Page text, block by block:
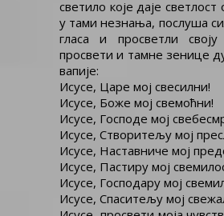
светило које даје
у тами незнања, послуша
гласа и просветли
просвети и тамне зенице
вапије:
Исусе, Царе мој свесилни!
Исусе, Боже мој свемоћни!
Исусе, Господе мој
Исусе, Створитељу мој
Исусе, Наставниче мој
Исусе, Пастиру мој
Исусе, Господару мој
Исусе, Спаситељу мој